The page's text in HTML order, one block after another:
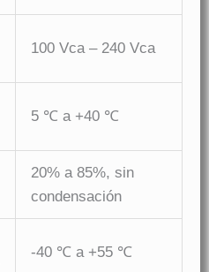
100 Vca – 240 Vca
5 ℃ a +40 ℃
20% a 85%, sin
condensación
-40 ℃ a +55 ℃